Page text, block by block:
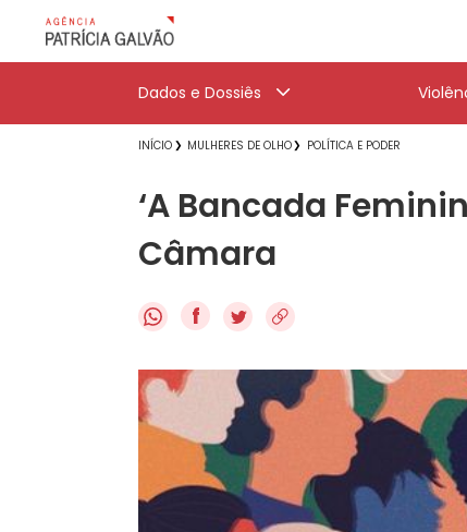
Dados e Dossiês
INÍCIO MULHERES DE OLHO POLÍTICA E PODER
‘A Bancada
Câmara
f